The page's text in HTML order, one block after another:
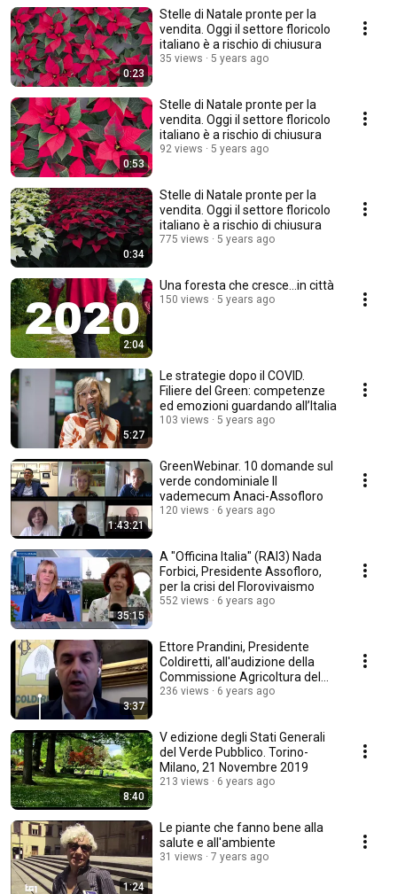
0:23
Stelle di Natale pronte per la
vendita. Oggi il settore floricolo
italiano è a rischio di chiusura
35 views 5 years ago
0:53
Stelle di Natale pronte per la
vendita. Oggi il settore floricolo
italiano è a rischio di chiusura
92 views 5 years ago
0:34
Stelle di Natale pronte per la
vendita. Oggi il settore floricolo
italiano è a rischio di chiusura
775 views 5 years ago
2:04
Una foresta che cresce...in città
150 views 5 years ago
5:27
Le strategie dopo il COVID.
Filiere del Green: competenze
ed emozioni guardando all’Italia
103 views 5 years ago
1:43:21
GreenWebinar. 10 domande sul
verde condominiale Il
vademecum Anaci-Assofloro
120 views 6 years ago
35:15
A "Officina Italia" (RAI3) Nada
Forbici, Presidente Assofloro,
per la crisi del Florovivaismo
552 views 6 years ago
3:37
Ettore Prandini, Presidente
Coldiretti, all'audizione della
Commissione Agricoltura del
26 Maggio
236 views 6 years ago
8:40
V edizione degli Stati Generali
del Verde Pubblico. Torino-
Milano, 21 Novembre 2019
213 views 6 years ago
1:24
Le piante che fanno bene alla
salute e all'ambiente
31 views 7 years ago